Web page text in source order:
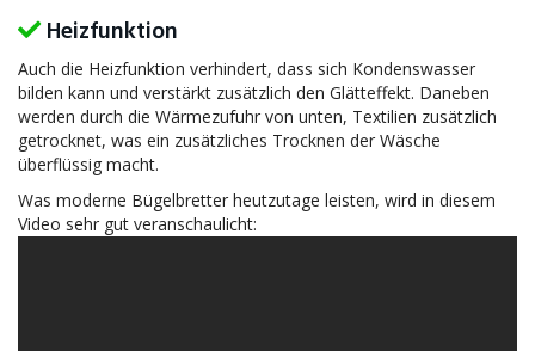
Heizfunktion
Auch die Heizfunktion verhindert, dass sich Kondenswasser
bilden kann und verstärkt zusätzlich den Glätteffekt. Daneben
werden durch die Wärmezufuhr von unten, Textilien zusätzlich
getrocknet, was ein zusätzliches Trocknen der Wäsche
überflüssig macht.
Was moderne Bügelbretter heutzutage leisten, wird in diesem
Video sehr gut veranschaulicht: